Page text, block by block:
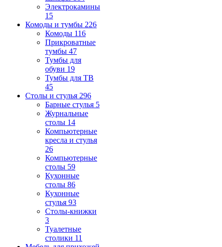
Электрокамины
15
Комоды и тумбы 226
Комоды 116
Прикроватные
тумбы 47
Тумбы для
обуви 19
Тумбы для ТВ
45
Столы и стулья 296
Барные стулья 5
Журнальные
столы 14
Компьютерные
кресла и стулья
26
Компьютерные
столы 59
Кухонные
столы 86
Кухонные
стулья 93
Столы-книжки
3
Туалетные
столики 11